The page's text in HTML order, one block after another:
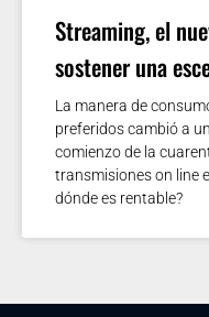
Streaming, el
sostener una
La manera de
preferidos cambió a
comienzo de la
transmisiones on line
dónde es rentable?